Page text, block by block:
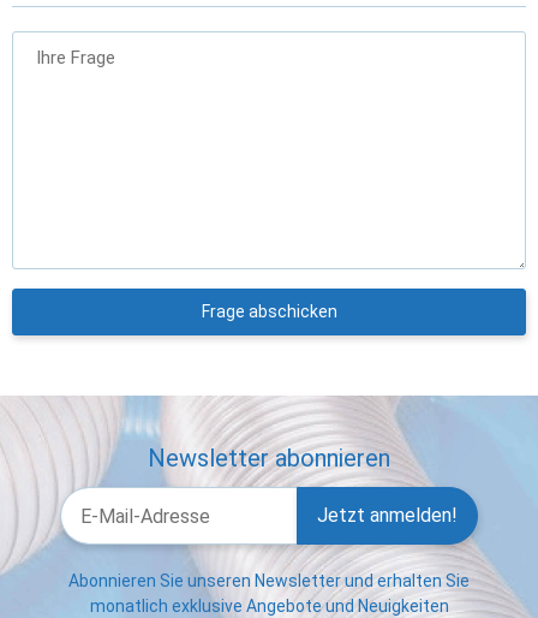
Ihre Frage
Frage abschicken
Newsletter abonnieren
Jetzt anmelden!
Abonnieren Sie unseren Newsletter und erhalten Sie
monatlich exklusive Angebote und Neuigkeiten